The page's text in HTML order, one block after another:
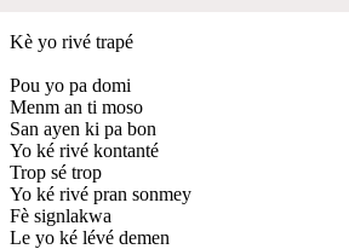
Kè yo rivé trapé
Pou yo pa domi
Menm an ti moso
San ayen ki pa bon
Yo ké rivé kontanté
Trop sé trop
Yo ké rivé pran sonmey
Fè signlakwa
Le yo ké lévé demen